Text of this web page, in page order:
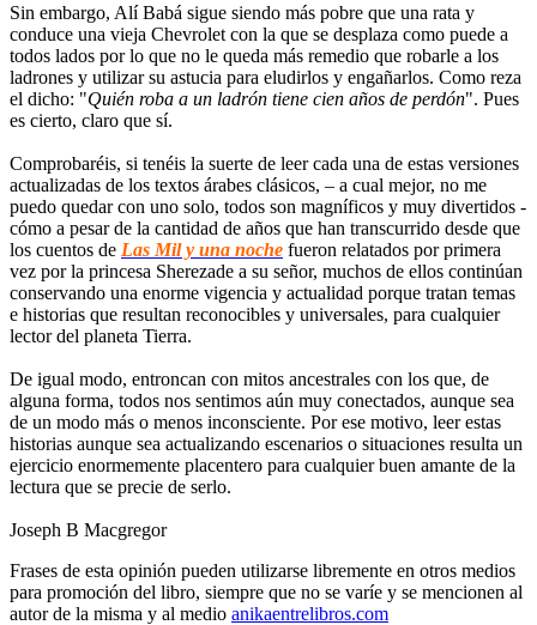
Sin embargo, Alí Babá sigue siendo más pobre que una rata y
conduce una vieja Chevrolet con la que se desplaza como puede a
todos lados por lo que no le queda más remedio que robarle a los
ladrones y utilizar su astucia para eludirlos y engañarlos. Como reza
el dicho: "Quién roba a un ladrón tiene cien años de perdón". Pues
es cierto, claro que sí.
Comprobaréis, si tenéis la suerte de leer cada una de estas versiones
actualizadas de los textos árabes clásicos, – a cual mejor, no me
puedo quedar con uno solo, todos son magníficos y muy divertidos -
cómo a pesar de la cantidad de años que han transcurrido desde que
los cuentos de Las Mil y una noche fueron relatados por primera
vez por la princesa Sherezade a su señor, muchos de ellos continúan
conservando una enorme vigencia y actualidad porque tratan temas
e historias que resultan reconocibles y universales, para cualquier
lector del planeta Tierra.
De igual modo, entroncan con mitos ancestrales con los que, de
alguna forma, todos nos sentimos aún muy conectados, aunque sea
de un modo más o menos inconsciente. Por ese motivo, leer estas
historias aunque sea actualizando escenarios o situaciones resulta un
ejercicio enormemente placentero para cualquier buen amante de la
lectura que se precie de serlo.
Joseph B Macgregor
Frases de esta opinión pueden utilizarse libremente en otros medios
para promoción del libro, siempre que no se varíe y se mencionen al
autor de la misma y al medio anikaentrelibros.com